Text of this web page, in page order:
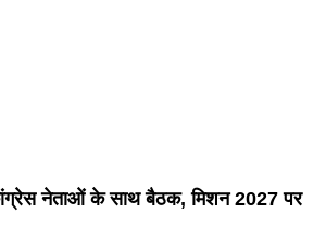
नेताओं के साथ बैठक, मिशन 2027 पर